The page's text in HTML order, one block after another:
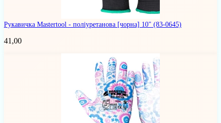
Рукавичка Mastertool - поліуретанова [чорна] 10" (83-0645)
41,00